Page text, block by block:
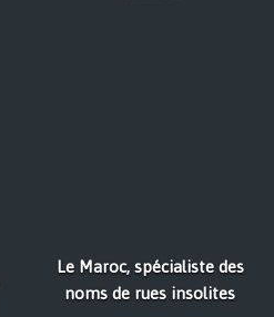
Le Maroc, spécialiste des
noms de rues insolites